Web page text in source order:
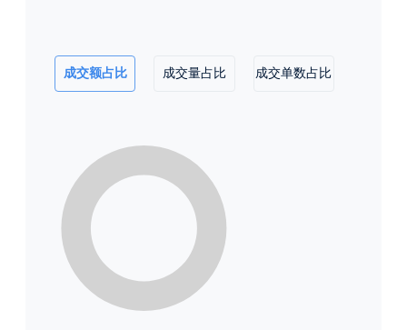
成交额占比 成交量占比 成交单数占比